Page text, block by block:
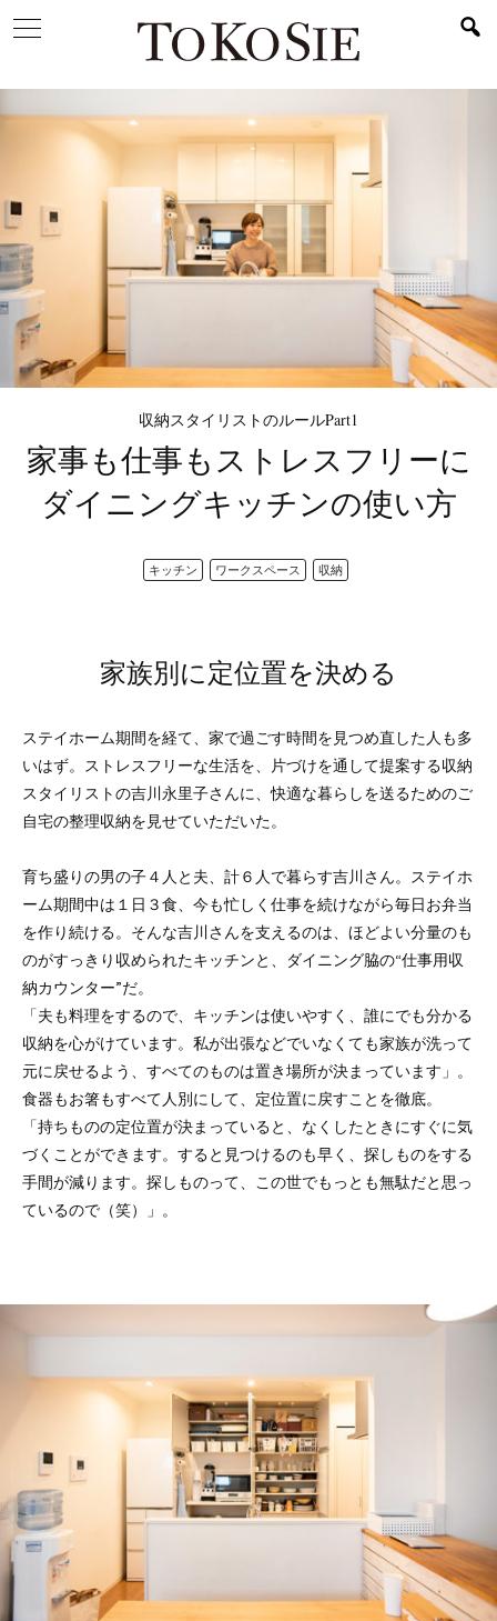
収納スタイリストのルールPart1
家事も仕事もストレスフリーに
ダイニングキッチンの使い方
キッチン ワークスペース 収納
家族別に定位置を決める
ステイホーム期間を経て、家で過ごす時間を見つめ直した人も多
いはず。ストレスフリーな生活を、片づけを通して提案する収納
スタイリストの吉川永里子さんに、快適な暮らしを送るためのご
自宅の整理収納を見せていただいた。
育ち盛りの男の子４人と夫、計６人で暮らす吉川さん。ステイホ
ーム期間中は１日３食、今も忙しく仕事を続けながら毎日お弁当
を作り続ける。そんな吉川さんを支えるのは、ほどよい分量のも
のがすっきり収められたキッチンと、ダイニング脇の“仕事用収
納カウンター”だ。
「夫も料理をするので、キッチンは使いやすく、誰にでも分かる
収納を心がけています。私が出張などでいなくても家族が洗って
元に戻せるよう、すべてのものは置き場所が決まっています」。
食器もお箸もすべて人別にして、定位置に戻すことを徹底。
「持ちものの定位置が決まっていると、なくしたときにすぐに気
づくことができます。すると見つけるのも早く、探しものをする
手間が減ります。探しものって、この世でもっとも無駄だと思っ
ているので（笑）」。